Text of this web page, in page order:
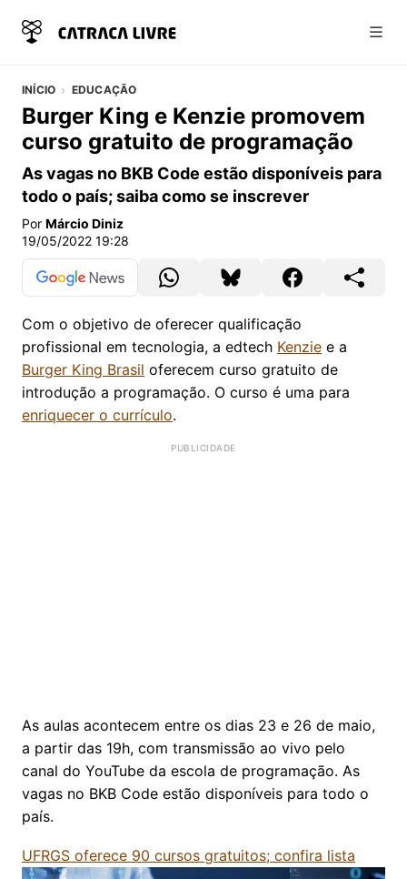
INÍCIO EDUCAÇÃO
Burger King e Kenzie promovem
curso gratuito de programação
As vagas no BKB Code estão disponíveis para
todo o país; saiba como se inscrever
Por Márcio Diniz
19/05/2022 19:28
Com o objetivo de oferecer qualificação
profissional em tecnologia, a edtech Kenzie e a
Burger King Brasil oferecem curso gratuito de
introdução a programação. O curso é uma para
enriquecer o currículo.
As aulas acontecem entre os dias 23 e 26 de maio,
a partir das 19h, com transmissão ao vivo pelo
canal do YouTube da escola de programação. As
vagas no BKB Code estão disponíveis para todo o
país.
UFRGS oferece 90 cursos gratuitos; confira lista